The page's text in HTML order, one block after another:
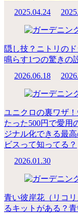
2025.04.24
隠し技？ニトリの
鳴らす1つの驚きの
2026.06.18
ユニクロの裏ワザ
たった500円で愛用
ジナル化できる最
ビスって知ってる？
2026.01.30
青い彼岸花（リコ
るキットがある？